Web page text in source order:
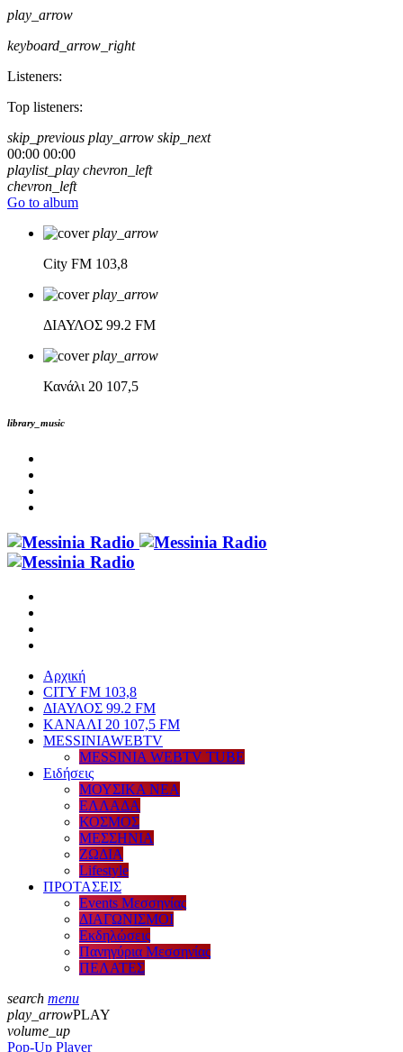
play_arrow
keyboard_arrow_right
Listeners:
Top listeners:
skip_previous play_arrow skip_next
00:00 00:00
playlist_play chevron_left
chevron_left
Go to album
play_arrow
City FM 103,8
play_arrow
ΔΙΑΥΛΟΣ 99.2 FM
play_arrow
Κανάλι 20 107,5
library_music
Αρχική
CITY FM 103,8
ΔΙΑΥΛΟΣ 99.2 FM
ΚΑΝΑΛΙ 20 107,5 FM
MESSINIAWEBTV
MESSINIA WEBTV TUBE
Eιδήσεις
ΜΟΥΣΙΚΑ ΝΕΑ
ΕΛΛΑΔΑ
ΚΟΣΜΟΣ
ΜΕΣΣΗΝΙΑ
ΖΩΔΙΑ
Lifestyle
ΠΡΟΤΑΣΕΙΣ
Events Μεσσηνίας
ΔΙΑΓΩΝΙΣΜΟΙ
Εκδηλώσεις
Πανηγύρια Μεσσηνίας
ΠΕΛΑΤΕΣ
search menu
play_arrowPLAY
volume_up
Pop-Up Player